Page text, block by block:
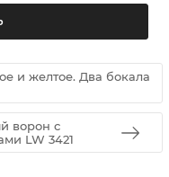
и желтое. Два бокала
ворон с
LW 3421